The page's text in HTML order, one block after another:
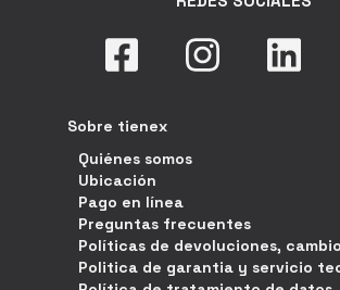
Sobre tienex
Quiénes somos
Ubicación
Pago en línea
Preguntas frecuentes
Políticas de devoluciones,
Politica de garantia y servicio